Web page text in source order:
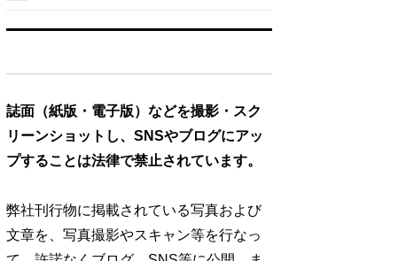
誌面（紙版・電子版）などを撮影・スク
リーンショットし、SNSやブログにアッ
プすることは法律で禁止されています。
弊社刊行物に掲載されている写真および
文章を、写真撮影やスキャン等を行なっ